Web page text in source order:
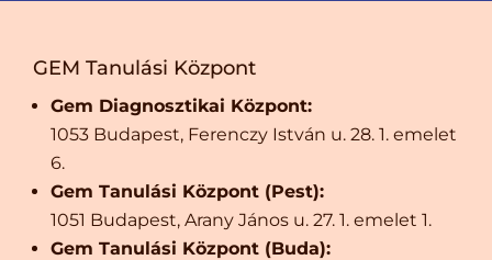
GEM Tanulási Központ
Gem Diagnosztikai Központ:
1053 Budapest, Ferenczy István u. 28. 1. emelet
6.
Gem Tanulási Központ (Pest):
1051 Budapest, Arany János u. 27. 1. emelet 1.
Gem Tanulási Központ (Buda):